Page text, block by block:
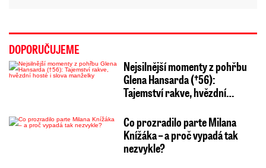
DOPORUČUJEME
Nejsilnější momenty z pohřbu
Glena Hansarda (†56):
Tajemství rakve, hvězdní…
Co prozradilo parte Milana
Knížáka – a proč vypadá tak
nezvykle?